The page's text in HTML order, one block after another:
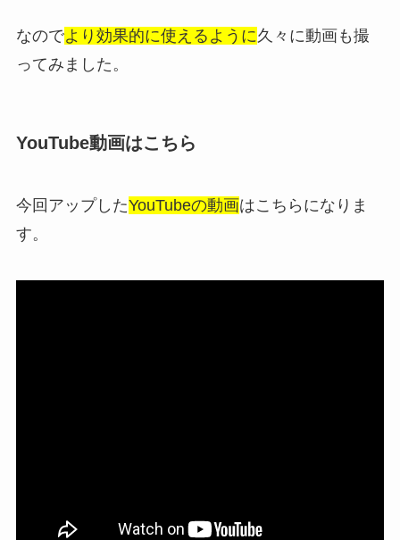
なのでより効果的に使えるように久々に動画も撮
ってみました。
YouTube動画はこちら
今回アップしたYouTubeの動画はこちらになりま
す。